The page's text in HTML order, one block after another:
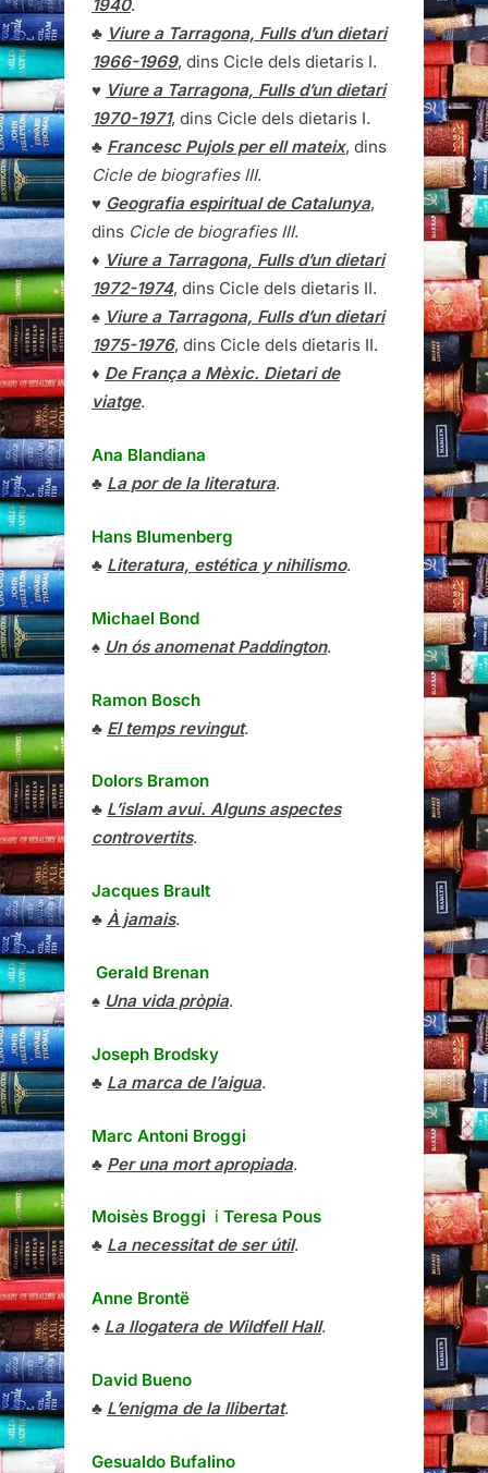
1940.
♣ Viure a Tarragona, Fulls d’un dietari
1966-1969, dins Cicle dels dietaris I.
♥ Viure a Tarragona, Fulls d’un dietari
1970-1971, dins Cicle dels dietaris I.
♣ Francesc Pujols per ell mateix, dins
Cicle de biografies III.
♥ Geografia espiritual de Catalunya,
dins Cicle de biografies III.
♦ Viure a Tarragona, Fulls d’un dietari
1972-1974, dins Cicle dels dietaris II.
♠ Viure a Tarragona, Fulls d’un dietari
1975-1976, dins Cicle dels dietaris II.
♦ De França a Mèxic. Dietari de
viatge.
Ana Blandiana
♣ La por de la literatura.
Hans Blumenberg
♣ Literatura, estética y nihilismo.
Michael Bond
♠ Un ós anomenat Paddington.
Ramon Bosch
♣ El temps revingut.
Dolors Bramon
♣ L’islam avui. Alguns aspectes
controvertits.
Jacques Brault
♣ À jamais.
Gerald Brenan
♠ Una vida pròpia.
Joseph Brodsky
♣ La marca de l’aigua.
Marc Antoni Broggi
♣ Per una mort apropiada.
Moisès Broggi i Teresa Pous
♣ La necessitat de ser útil.
Anne Brontë
♠ La llogatera de Wildfell Hall.
David Bueno
♣ L’enigma de la llibertat.
Gesualdo Bufalino